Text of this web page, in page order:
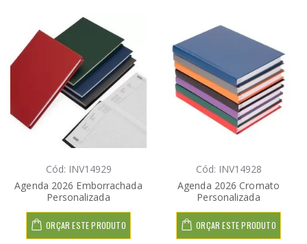
Cód: INV14929
Agenda 2026 Emborrachada
Personalizada
ORÇAR ESTE PRODUTO
Cód: INV14928
Agenda 2026 Cromato
Personalizada
ORÇAR ESTE PRODUTO